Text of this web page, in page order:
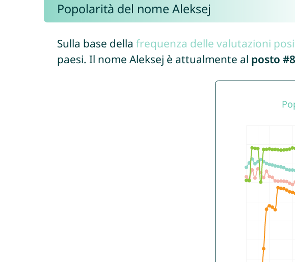
Popolarità del nome Aleksej
Sulla base della frequenza delle valutazioni
paesi. Il nome Aleksej è attualmente al posto